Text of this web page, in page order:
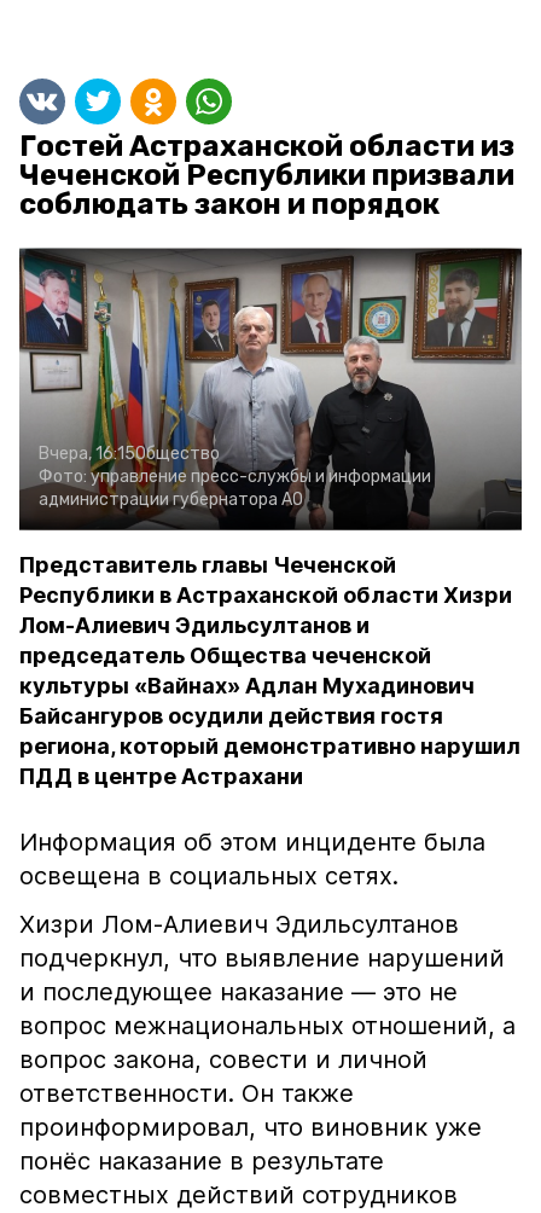
Гостей Астраханской области из
Чеченской Республики призвали
соблюдать закон и порядок
Вчера, 16:15Общество
Фото: управление пресс-службы и информации
администрации губернатора АО
Представитель главы Чеченской
Республики в Астраханской области Хизри
Лом-Алиевич Эдильсултанов и
председатель Общества чеченской
культуры «Вайнах» Адлан Мухадинович
Байсангуров осудили действия гостя
региона, который демонстративно нарушил
ПДД в центре Астрахани
Информация об этом инциденте была
освещена в социальных сетях.
Хизри Лом-Алиевич Эдильсултанов
подчеркнул, что выявление нарушений
и последующее наказание — это не
вопрос межнациональных отношений, а
вопрос закона, совести и личной
ответственности. Он также
проинформировал, что виновник уже
понёс наказание в результате
совместных действий сотрудников